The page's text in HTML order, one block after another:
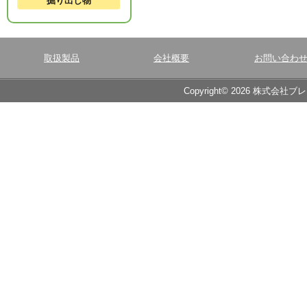
取扱製品 会社概要 お問い合わせ
Copyright© 2026 株式会社ブ